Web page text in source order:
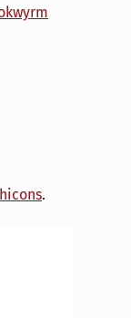
.